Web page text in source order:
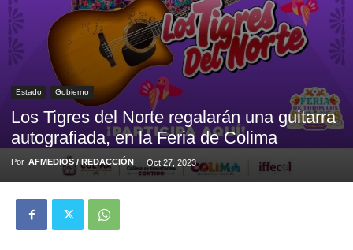
Estado Gobierno
Los Tigres del Norte regalarán una guitarra
autografiada, en la Feria de Colima
Por AFMEDIOS / REDACCIÓN - Oct 27, 2023